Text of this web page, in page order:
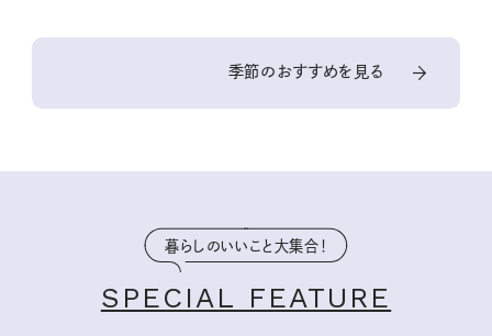
季節のおすすめを見る
暮らしのいいこと大集合！
SPECIAL FEATURE